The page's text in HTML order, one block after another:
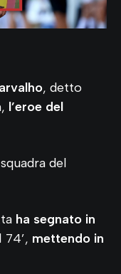
, detto
l’eroe del
del
ha segnato in
mettendo in